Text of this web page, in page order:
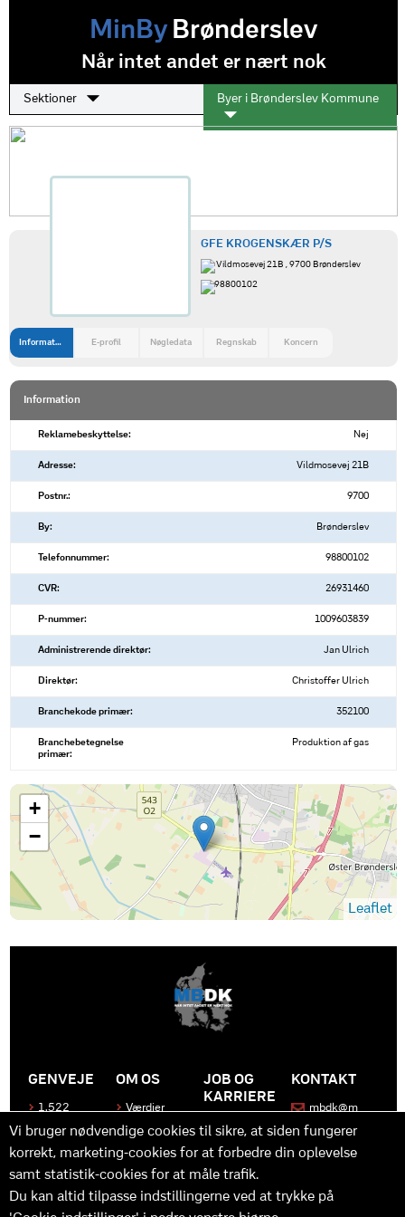
MinByBrønderslev
Når intet andet er nært nok
Sektioner Byer i Brønderslev Kommune
GFE KROGENSKÆR P/S
Vildmosevej 21B , 9700 Brønderslev
98800102
Information E-profil Nøgledata Regnskab Koncern
Information
Reklamebeskyttelse: Nej
Adresse: Vildmosevej 21B
Postnr.: 9700
By: Brønderslev
Telefonnummer: 98800102
CVR: 26931460
P-nummer: 1009603839
Administrerende direktør: Jan Ulrich
Direktør: Christoffer Ulrich
Branchekode primær: 352100
Branchebetegnelse
primær:
Produktion af gas
+
−
Leaflet
GENVEJE
1.522
Produkter
Kontakt
os
OM OS
Værdier
Historen
bag
MBDK
Hvad gør
os unikke
JOB OG
KARRIERE
Bliv en del
af MBDK
Vores
team
og
KONTAKT
mbdk@m
Vi bruger nødvendige cookies til sikre, at siden fungerer
korrekt, marketing-cookies for at forbedre din oplevelse
samt statistik-cookies for at måle trafik.
Du kan altid tilpasse indstillingerne ved at trykke på